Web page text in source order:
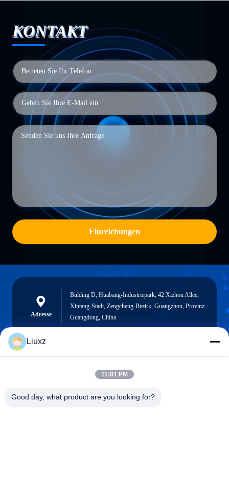
KONTAKT
Einreichungen
Adresse
Bulding D, Huabang-Industriepark, 42 Xizhou Allee,
Xintang-Stadt, Zengcheng-Bezirk, Guangzhou, Provinz
Guangdong, China
liuxz@wyatm.com
Liuxz
11:01 PM
Good day, what product are you looking for?